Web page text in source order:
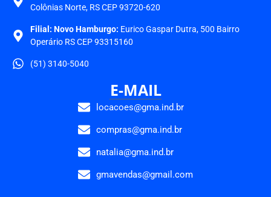
Colônias Norte, RS CEP 93720-620
Filial: Novo Hamburgo: Eurico Gaspar Dutra, 500 Bairro
Operário RS CEP 93315160
(51) 3140-5040
E-MAIL
locacoes@gma.ind.br
compras@gma.ind.br
natalia@gma.ind.br
gmavendas@gmail.com